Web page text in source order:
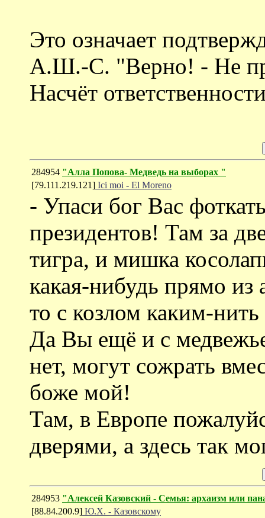
Это означает
А.Ш.-С. "Верно! - Не
Насчёт
284954 "Алла Попова- Медведь на выборах "
[79.111.219.121] Ici moi - El Moreno
- Упаси бог Вас
президентов! Там за
тигра, и мишка
какая-нибудь прямо
то с козлом каким-
Да Вы ещё и с
нет, могут сожрать
боже мой!
Там, в Европе
дверями, а здесь так
284953 "Алексей Казовский - Семья: архаизм или
[88.84.200.9] Ю.Х. - Казовскому